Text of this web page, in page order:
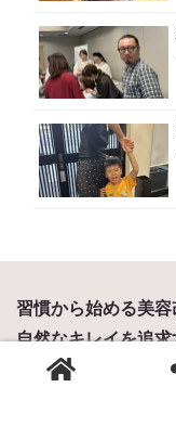
習慣から始める美容
自然なキレイを追
Def